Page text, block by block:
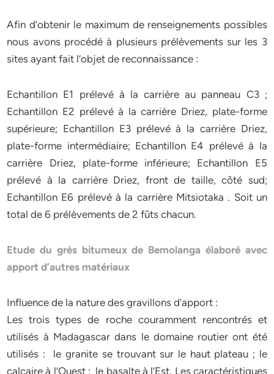
Afin d’obtenir le maximum de renseignements possibles
nous avons procédé à plusieurs prélèvements sur les 3
sites ayant fait l’objet de reconnaissance :
Echantillon E1 prélevé à la carrière au panneau C3 ;
Echantillon E2 prélevé à la carrière Driez, plate-forme
supérieure; Echantillon E3 prélevé à la carrière Driez,
plate-forme intermédiaire; Echantillon E4 prélevé à la
carrière Driez, plate-forme inférieure; Echantillon E5
prélevé à la carrière Driez, front de taille, côté sud;
Echantillon E6 prélevé à la carrière Mitsiotaka . Soit un
total de 6 prélèvements de 2 fûts chacun.
Etude du grès bitumeux de Bemolanga élaboré avec
apport d’autres matériaux
Influence de la nature des gravillons d’apport :
Les trois types de roche couramment rencontrés et
utilisés à Madagascar dans le domaine routier ont été
utilisés : le granite se trouvant sur le haut plateau ; le
calcaire à l’Ouest ; le basalte à l’Est. Les caractéristiques